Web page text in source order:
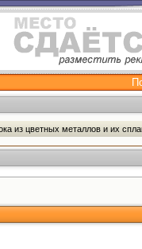
из цветных металлов и их